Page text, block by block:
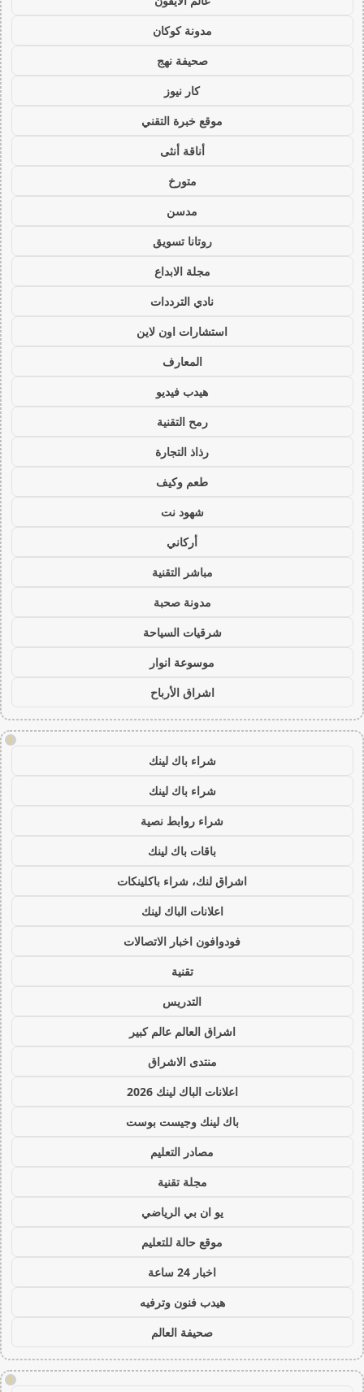
مدونة كوكان
صحيفة نهج
كار نيوز
موقع خبرة التقني
أناقة أنثى
متورخ
مدسن
روتانا تسويق
مجلة الابداع
نادي الترددات
استشارات اون لاين
المعارف
هيدب فيديو
رمح التقنية
رذاذ التجارة
طعم وكيف
شهود نت
أركاني
مباشر التقنية
مدونة صحبة
شرقيات السياحة
موسوعة انوار
اشراق الأرباح
!
شراء باك لينك
شراء باك لينك
شراء روابط نصية
باقات باك لينك
اشراق لنك، شراء باكلينكات
اعلانات الباك لينك
فودوافون اخبار الاتصالات
تقنية
التدريس
اشراق العالم عالم كبير
منتدى الاشراق
اعلانات الباك لينك 2026
باك لينك وجيست بوست
مصادر التعليم
مجلة تقنية
يو ان بي الرياضي
موقع حالة للتعليم
اخبار 24 ساعة
هيدب فنون وترفيه
صحيفة العالم
!